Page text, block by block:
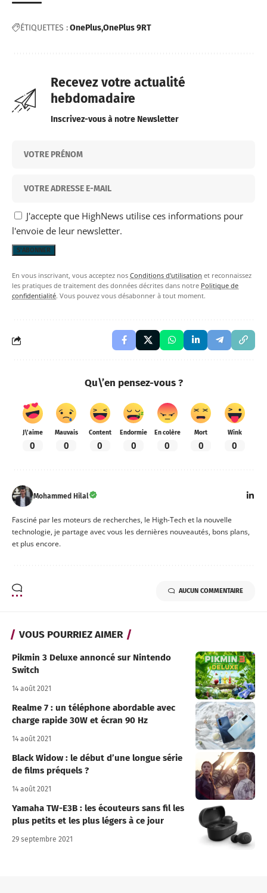
ÉTIQUETTES :OnePlusOnePlus 9RT
Recevez votre actualité
hebdomadaire
Inscrivez-vous à notre Newsletter
J'accepte que HighNews utilise ces informations pour
l'envoie de leur newsletter.
En vous inscrivant, vous acceptez nos Conditions d'utilisation et reconnaissez
les pratiques de traitement des données décrites dans notre Politique de
confidentialité. Vous pouvez vous désabonner à tout moment.
Qu\’en pensez-vous ?
J\'aime
0
Mauvais
0
Content
0
Endormie
0
En colère
0
Mort
0
Wink
0
Mohammed Hilal
Fasciné par les moteurs de recherches, le High-Tech et la nouvelle
technologie, je partage avec vous les dernières nouveautés, bons plans,
et plus encore.
AUCUN COMMENTAIRE
VOUS POURRIEZ AIMER
Pikmin 3 Deluxe annoncé sur Nintendo
Switch
14 août 2021
Realme 7 : un téléphone abordable avec
charge rapide 30W et écran 90 Hz
14 août 2021
Black Widow : le début d’une longue série
de films préquels ?
14 août 2021
Yamaha TW-E3B : les écouteurs sans fil les
plus petits et les plus légers à ce jour
29 septembre 2021